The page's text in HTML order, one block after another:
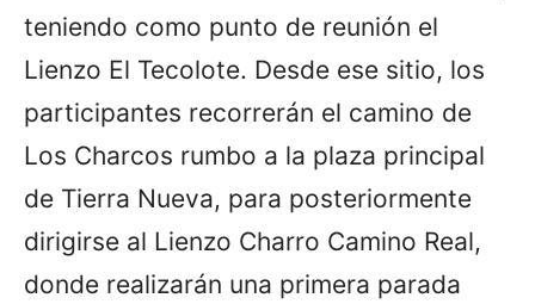
teniendo como punto de reunión el
Lienzo El Tecolote. Desde ese sitio, los
participantes recorrerán el camino de
Los Charcos rumbo a la plaza principal
de Tierra Nueva, para posteriormente
dirigirse al Lienzo Charro Camino Real,
donde realizarán una primera parada